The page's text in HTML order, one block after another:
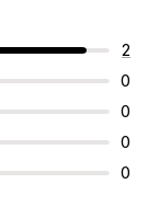
2
0
0
0
0